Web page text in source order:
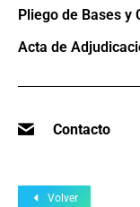
Pliego de Bases y
Acta de
Contacto
Volver